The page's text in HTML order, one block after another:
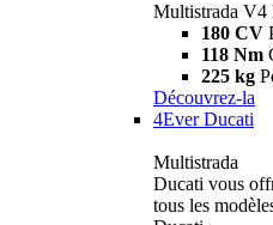
Multistrada V4
180 CV
118 Nm
225 kg
Découvrez-la
4Ever Ducati
Multistrada
Ducati vous
tous les